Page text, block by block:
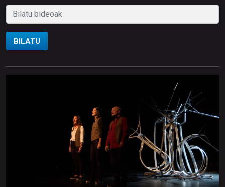
BILATU